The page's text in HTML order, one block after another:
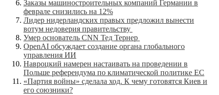
Заказы машиностроительных компаний Германии в
феврале снизились на 12%
Лидер нидерландских правых предложил вынести
вотум недоверия правительству
Умер основатель CNN Тед Тернер
OpenAI обсуждает создание органа глобального
управления ИИ
Навроцкий намерен настаивать на проведении в
Польше референдума по климатической политике ЕС
«Партия войны» сделала ход. К чему готовятся Киев и
его союзники?